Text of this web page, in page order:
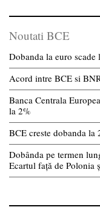
Noutati BCE
Dobanda la euro scade
Acord intre BCE si
Banca Centrala
la 2%
BCE creste dobanda
Dobânda pe termen
Ecartul față de Polonia